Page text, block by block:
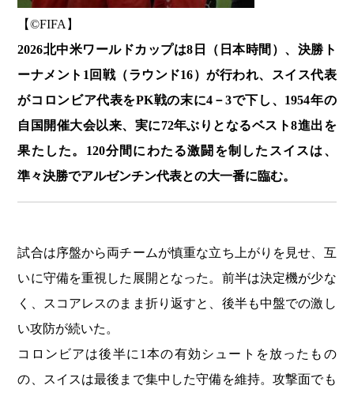
【©️FIFA】
2026北中米ワールドカップは8日（日本時間）、決勝ト
ーナメント1回戦（ラウンド16）が行われ、スイス代表
がコロンビア代表をPK戦の末に4－3で下し、1954年の
自国開催大会以来、実に72年ぶりとなるベスト8進出を
果たした。120分間にわたる激闘を制したスイスは、
準々決勝でアルゼンチン代表との大一番に臨む。
試合は序盤から両チームが慎重な立ち上がりを見せ、互
いに守備を重視した展開となった。前半は決定機が少な
く、スコアレスのまま折り返すと、後半も中盤での激し
い攻防が続いた。
コロンビアは後半に1本の有効シュートを放ったもの
の、スイスは最後まで集中した守備を維持。攻撃面でも